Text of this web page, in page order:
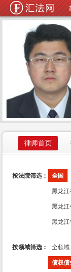
律师首页
按法院筛选： 全国
黑龙江
黑龙江
黑龙江
按领域筛选： 全领域
债权债